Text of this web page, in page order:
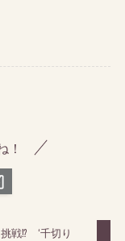
！
戦⁉︎ ‘千切り